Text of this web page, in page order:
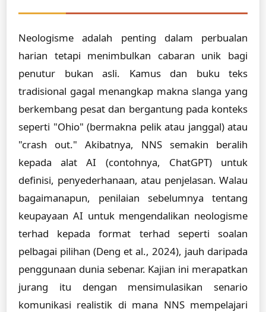
Neologisme adalah penting dalam perbualan
harian tetapi menimbulkan cabaran unik bagi
penutur bukan asli. Kamus dan buku teks
tradisional gagal menangkap makna slanga yang
berkembang pesat dan bergantung pada konteks
seperti "Ohio" (bermakna pelik atau janggal) atau
"crash out." Akibatnya, NNS semakin beralih
kepada alat AI (contohnya, ChatGPT) untuk
definisi, penyederhanaan, atau penjelasan. Walau
bagaimanapun, penilaian sebelumnya tentang
keupayaan AI untuk mengendalikan neologisme
terhad kepada format terhad seperti soalan
pelbagai pilihan (Deng et al., 2024), jauh daripada
penggunaan dunia sebenar. Kajian ini merapatkan
jurang itu dengan mensimulasikan senario
komunikasi realistik di mana NNS mempelajari